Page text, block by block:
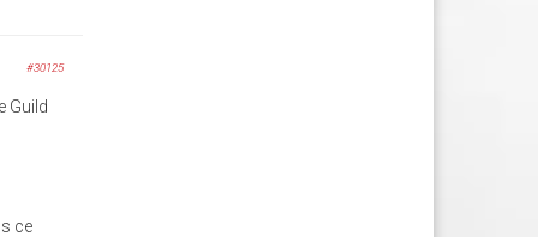
#30125
Guild
ce